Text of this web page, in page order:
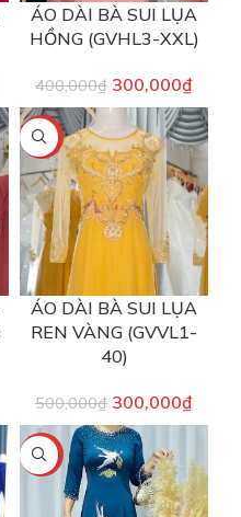
ÁO DÀI BÀ SUI LỤA
HỒNG (GVHL3-XXL)
400,000₫ 300,000₫
-40%
ÁO DÀI BÀ SUI LỤA
REN VÀNG (GVVL1-
40)
500,000₫ 300,000₫
-40%